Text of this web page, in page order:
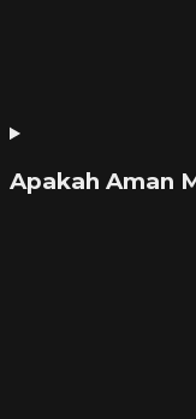
Apakah Aman